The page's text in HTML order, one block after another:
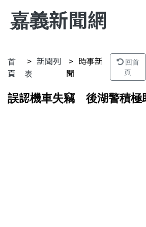
嘉義新聞網
首
頁
新聞列
表
時事新
聞
回首
頁
誤認機車失竊 後湖警積極